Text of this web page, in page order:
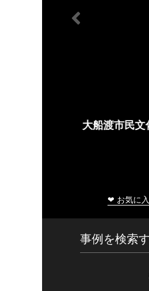
大船渡市民文
❤ お気に
事例を検索